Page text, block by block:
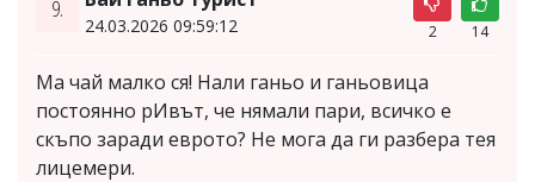
9.
24.03.2026 09:59:12 2 14
Ма чай малко ся! Нали ганьо и ганьовица
постоянно рИвът, че нямали пари, всичко е
скъпо заради еврото? Не мога да ги разбера тея
лицемери.